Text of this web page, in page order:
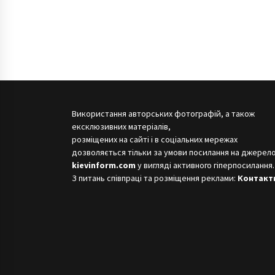
Використання авторських фотографій, а також
ексклюзивних матеріалів,
розміщених на сайті і в соціальних мережах
дозволяється тільки за умови посилання на
kievinform.com у вигляді активного гіперпосилання.
З питань співпраці та розміщення реклами: